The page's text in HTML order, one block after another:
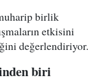
birlik
etkisini
değerlendiriyor.
biri